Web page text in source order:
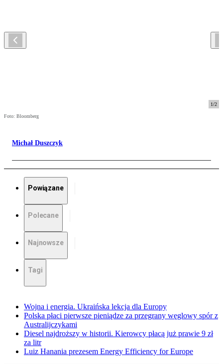
1/2
Foto: Bloomberg
Michał Duszczyk
Powiązane
Polecane
Najnowsze
Tagi
Wojna i energia. Ukraińska lekcja dla Europy
Polska płaci pierwsze pieniądze za przegrany węglowy spór z
Australijczykami
Diesel najdroższy w historii. Kierowcy płacą już prawie 9 zł
za litr
Luiz Hanania prezesem Energy Efficiency for Europe